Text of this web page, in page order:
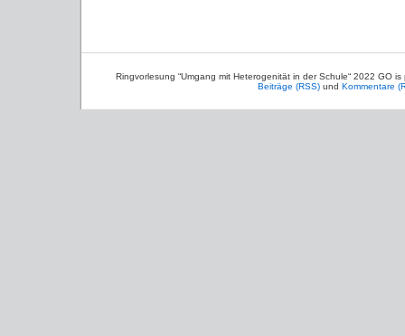
Ringvorlesung “Umgang mit Heterogenität in der Schule“ 2022 GO
Beiträge (RSS)und Kommentare